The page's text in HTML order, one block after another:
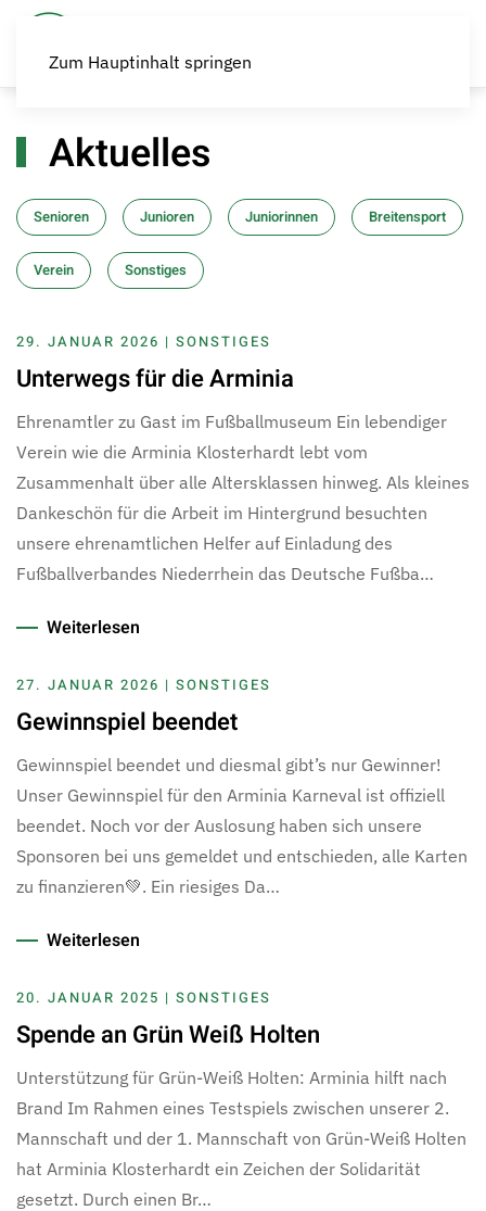
Zum Hauptinhalt springen
Aktuelles
Senioren Junioren Juniorinnen Breitensport
Verein Sonstiges
29. JANUAR 2026 | SONSTIGES
Unterwegs für die Arminia
Ehrenamtler zu Gast im Fußballmuseum Ein lebendiger
Verein wie die Arminia Klosterhardt lebt vom
Zusammenhalt über alle Altersklassen hinweg. Als kleines
Dankeschön für die Arbeit im Hintergrund besuchten
unsere ehrenamtlichen Helfer auf Einladung des
Fußballverbandes Niederrhein das Deutsche Fußba…
Weiterlesen
27. JANUAR 2026 | SONSTIGES
Gewinnspiel beendet
Gewinnspiel beendet und diesmal gibt’s nur Gewinner!
Unser Gewinnspiel für den Arminia Karneval ist offiziell
beendet. Noch vor der Auslosung haben sich unsere
Sponsoren bei uns gemeldet und entschieden, alle Karten
zu finanzieren💚. Ein riesiges Da…
Weiterlesen
20. JANUAR 2025 | SONSTIGES
Spende an Grün Weiß Holten
Unterstützung für Grün-Weiß Holten: Arminia hilft nach
Brand Im Rahmen eines Testspiels zwischen unserer 2.
Mannschaft und der 1. Mannschaft von Grün-Weiß Holten
hat Arminia Klosterhardt ein Zeichen der Solidarität
gesetzt. Durch einen Br…